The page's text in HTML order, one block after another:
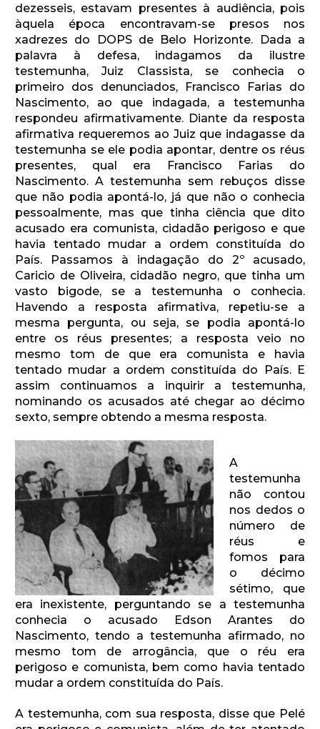
dezesseis, estavam presentes à audiência, pois
àquela época encontravam-se presos nos
xadrezes do DOPS de Belo Horizonte. Dada a
palavra à defesa, indagamos da ilustre
testemunha, Juiz Classista, se conhecia o
primeiro dos denunciados, Francisco Farias do
Nascimento, ao que indagada, a testemunha
respondeu afirmativamente. Diante da resposta
afirmativa requeremos ao Juiz que indagasse da
testemunha se ele podia apontar, dentre os réus
presentes, qual era Francisco Farias do
Nascimento. A testemunha sem rebuços disse
que não podia apontá-lo, já que não o conhecia
pessoalmente, mas que tinha ciência que dito
acusado era comunista, cidadão perigoso e que
havia tentado mudar a ordem constituída do
País. Passamos à indagação do 2º acusado,
Caricio de Oliveira, cidadão negro, que tinha um
vasto bigode, se a testemunha o conhecia.
Havendo a resposta afirmativa, repetiu-se a
mesma pergunta, ou seja, se podia apontá-lo
entre os réus presentes; a resposta veio no
mesmo tom de que era comunista e havia
tentado mudar a ordem constituída do País. E
assim continuamos a inquirir a testemunha,
nominando os acusados até chegar ao décimo
sexto, sempre obtendo a mesma resposta.
A
testemunha
não contou
nos dedos o
número de
réus e
fomos para
o décimo
sétimo, que
era inexistente, perguntando se a testemunha
conhecia o acusado Edson Arantes do
Nascimento, tendo a testemunha afirmado, no
mesmo tom de arrogância, que o réu era
perigoso e comunista, bem como havia tentado
mudar a ordem constituída do País.
A testemunha, com sua resposta, disse que Pelé